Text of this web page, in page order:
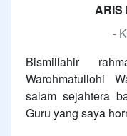
ARIS
-
Bismillahir
Warohmatullohi
salam sejahtera
Guru yang saya